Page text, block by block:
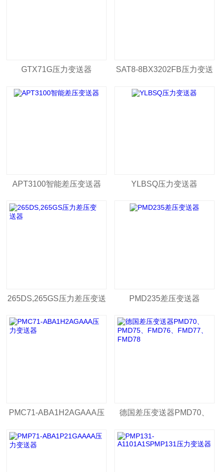
GTX71G压力变送器 SAT8-8BX3202FB压力变送
器
APT3100智能差压变送器 YLBSQ压力变送器
265DS,265GS压力差压变送
器
PMD235差压变送器
PMC71-ABA1H2AGAAA压 德国差压变送器PMD70、
FMD77、FMD78